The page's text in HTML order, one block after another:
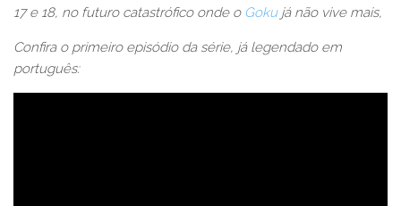
17 e 18, no futuro catastrófico onde o Goku já não vive mais,
Confira o primeiro episódio da série, já legendado em
português: